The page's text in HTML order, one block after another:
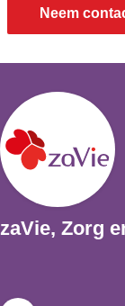
Neem
zaVie, Zorg